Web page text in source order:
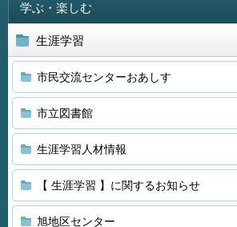
学ぶ・楽しむ
生涯学習
市民交流センターおあしす
市立図書館
生涯学習人材情報
【 生涯学習 】に関するお知らせ
旭地区センター